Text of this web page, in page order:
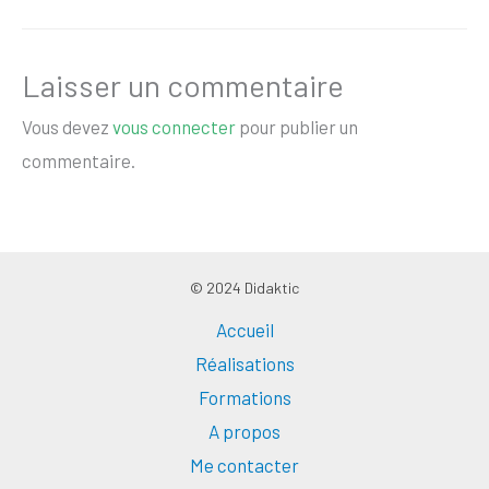
Laisser un commentaire
Vous devez vous connecter pour publier un
commentaire.
© 2024 Didaktic
Accueil
Réalisations
Formations
A propos
Me contacter